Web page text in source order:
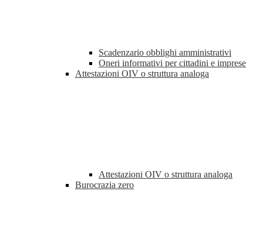
Scadenzario obblighi amministrativi
Oneri informativi per cittadini e imprese
Attestazioni OIV o struttura analoga
Attestazioni OIV o struttura analoga
Burocrazia zero